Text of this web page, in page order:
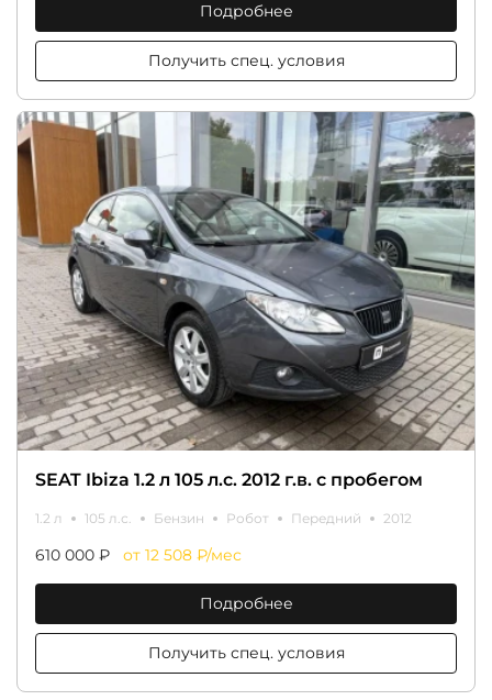
Подробнее
Получить спец. условия
SEAT Ibiza 1.2 л 105 л.с. 2012 г.в. с пробегом
1.2 л 105 л.с. Бензин Робот Передний 2012
610 000 ₽ от 12 508 ₽/мес
Подробнее
Получить спец. условия